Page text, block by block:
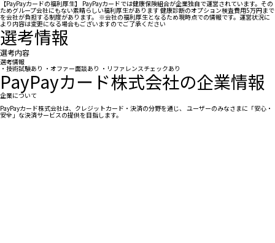
【PayPayカードの福利厚生】 PayPayカードでは健康保険組合が企業独自で運営されています。その
ためグループ会社にもない素晴らしい福利厚生があります 健康診断のオプション検査費用5万円まで
を会社が負担する制度があります。 ※会社の福利厚生となるため現時点での情報です。運営状況に
より内容は変更になる場合もございますのでご了承ください
選考情報
選考内容
選考情報
・技術試験あり ・オファー面談あり ・リファレンスチェックあり
PayPayカード株式会社の企業情報
企業について
PayPayカード株式会社は、クレジットカード・決済の分野を通じ、 ユーザーのみなさまに「安心・
安全」な決済サービスの提供を目指します。